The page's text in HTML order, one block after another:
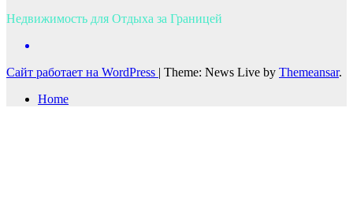
Недвижимость для Отдыха за Границей
Сайт работает на WordPress | Theme: News Live by Themeansar.
Home